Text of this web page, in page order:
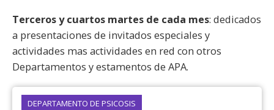
Terceros y cuartos martes de cada mes: dedicados
a presentaciones de invitados especiales y
actividades mas actividades en red con otros
Departamentos y estamentos de APA.
DEPARTAMENTO DE PSICOSIS